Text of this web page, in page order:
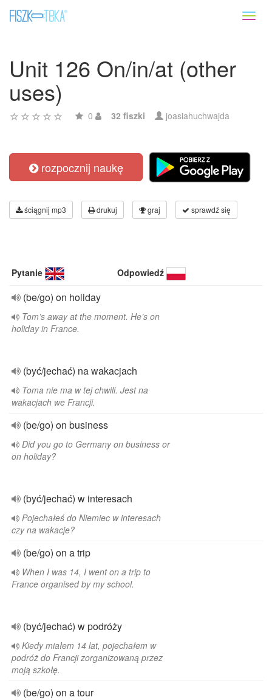
Unit 126 On/in/at (other
uses)
0 32 fiszki joasiahuchwajda
rozpocznij naukę
ściągnij mp3 drukuj graj sprawdź się
Pytanie Odpowiedź
(be/go) on holiday
Tom’s away at the moment. He’s on
holiday in France.
(być/jechać) na wakacjach
Toma nie ma w tej chwili. Jest na
wakacjach we Francji.
(be/go) on business
Did you go to Germany on business or
on holiday?
(być/jechać) w interesach
Pojechałeś do Niemiec w interesach
czy na wakacje?
(be/go) on a trip
When I was 14, I went on a trip to
France organised by my school.
(być/jechać) w podróży
Kiedy miałem 14 lat, pojechałem w
podróż do Francji zorganizowaną przez
moją szkołę.
(be/go) on a tour